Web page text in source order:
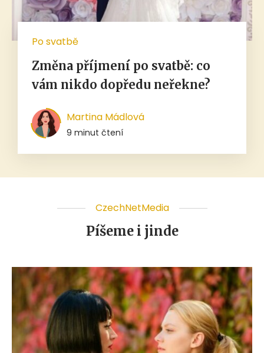
Po svatbě
Změna příjmení po svatbě: co
vám nikdo dopředu neřekne?
Martina Mádlová
9 minut čtení
CzechNetMedia
Píšeme i jinde